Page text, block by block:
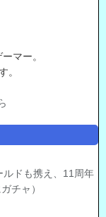
マー。
。
ルドも携え、11周年
チャ）